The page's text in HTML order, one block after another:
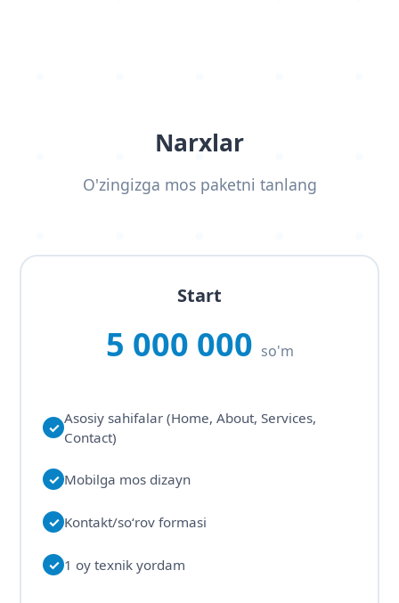
Narxlar
O'zingizga mos paketni tanlang
Start
5 000 000 so'm
✓
Asosiy sahifalar (Home, About, Services,
Contact)
✓ Mobilga mos dizayn
✓ Kontakt/so‘rov formasi
✓ 1 oy texnik yordam